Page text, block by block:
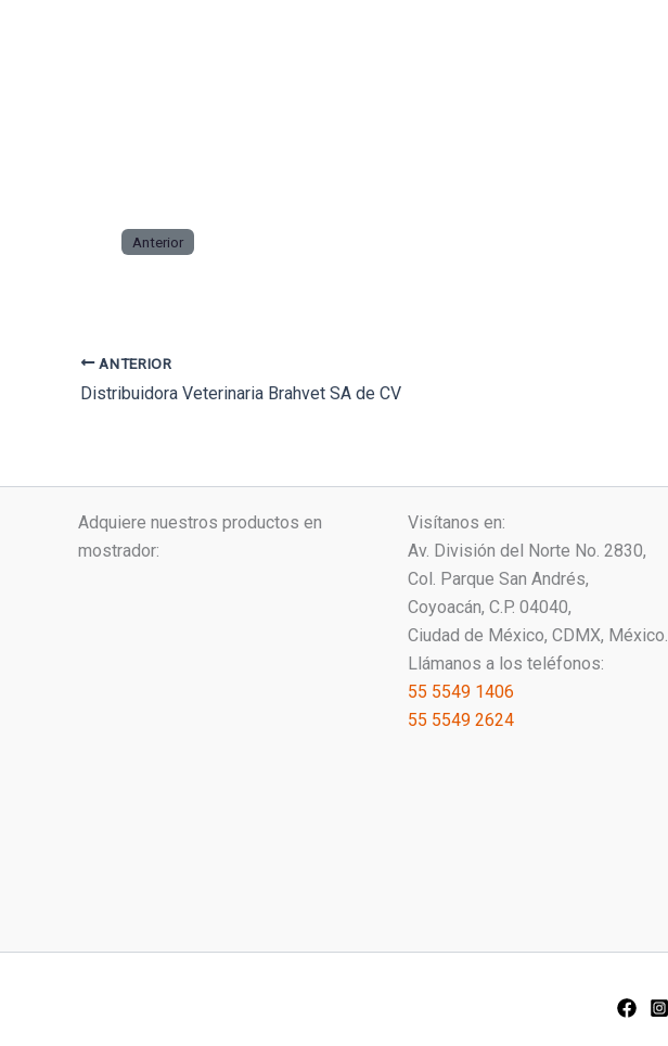
Anterior
ANTERIOR
Distribuidora Veterinaria Brahvet SA de CV
Adquiere nuestros productos en
mostrador:
Visítanos en:
Av. División del Norte No. 2830,
Col. Parque San Andrés,
Coyoacán, C.P. 04040,
Ciudad de México, CDMX, México.
Llámanos a los teléfonos:
55 5549 1406
55 5549 2624